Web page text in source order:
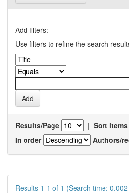
Add filters:
Use filters to refine the search
Results/Page | Sort
In order
Authors/
Results 1-1 of 1 (Search time: